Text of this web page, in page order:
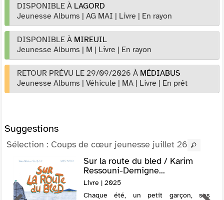
DISPONIBLE À LAGORD
Jeunesse Albums | AG MAI | Livre | En rayon
DISPONIBLE À MIREUIL
Jeunesse Albums | M | Livre | En rayon
RETOUR PRÉVU LE 29/09/2026 À MÉDIABUS
Jeunesse Albums | Véhicule | MA | Livre | En prêt
Suggestions
Sélection : Coups de cœur jeunesse juillet 26
Sur la route du bled / Karim
Ressouni-Demigne...
Livre | 2025
Chaque été, un petit garçon, ses